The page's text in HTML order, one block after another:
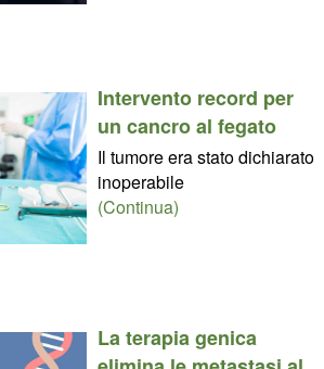
Intervento record per
un cancro al fegato
Il tumore era stato dichiarato
inoperabile
(Continua)
La terapia genica